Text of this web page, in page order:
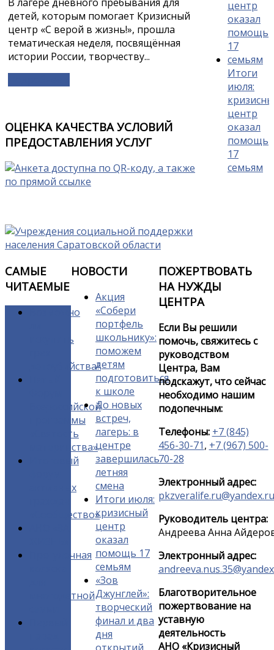
детей, которым помогает Кризисный
центр «С верой в жизнь!», прошла
тематическая неделя, посвящённая
истории России, творчеству...
ОЦЕНКА КАЧЕСТВА УСЛОВИЙ
ПРЕДОСТАВЛЕНИЯ УСЛУГ
Итоги
июля:
центр
оказал
помощь
17
семьям
САМЫЕ
ЧИТАЕМЫЕ
Возможно
искупить
детоубийства?
Всероссийской
программы
«Святость
материнства»
Итоговый
активных
«Сообщество»
Прогулочная
многодетной
НОВОСТИ
Акция
«Собери
портфель
школьнику»:
поможем
детям
подготовиться
к школе
До новых
встреч,
лагерь: в
центре
завершилась
летняя
смена
Итоги июля:
кризисный
центр
оказал
помощь 17
семьям
«Зов
Джунглей»:
творческий
финал и два
дня
открытий
ПОЖЕРТВОВАТЬ
НА НУЖДЫ
ЦЕНТРА
Если Вы решили
помочь, свяжитесь с
руководством
Центра, Вам
подскажут, что сейчас
необходимо нашим
подопечным:
Телефоны: +7 (845)
456-30-71, +7 (967) 500-
70-28
Электронный адрес:
pkzveralife.ru@yandex.ru
Руководитель центра:
Андреева Анна
Электронный адрес:
Благотворительное
пожертвование на
уставную
деятельность
АНО «Кризисный